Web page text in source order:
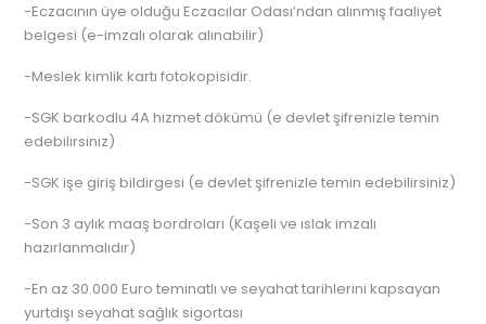
-Eczacının üye olduğu Eczacılar Odası’ndan alınmış faaliyet
belgesi (e-imzalı olarak alınabilir)
-Meslek kimlik kartı fotokopisidir.
-SGK barkodlu 4A hizmet dökümü (e devlet şifrenizle temin
edebilirsiniz)
-SGK işe giriş bildirgesi (e devlet şifrenizle temin edebilirsiniz)
-Son 3 aylık maaş bordroları (Kaşeli ve ıslak imzalı
hazırlanmalıdır)
-En az 30.000 Euro teminatlı ve seyahat tarihlerini kapsayan
yurtdışı seyahat sağlık sigortası